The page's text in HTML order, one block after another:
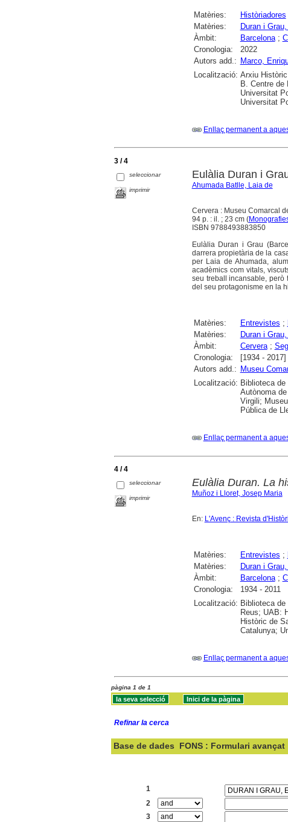
Matèries: Històriadores
Matèries:
Duran i
Àmbit:
Barcelona;
Cronologia:
2022
Autors add.: Marco,
Localització: Arxiu
B. Centre de
Universitat
Universitat
Enllaç permanent a
3 / 4
seleccionar
imprimir
Eulàlia Duran i
Ahumada Batlle, Laia de
Cervera : Museu Comarcal
94 p. : il. ; 23 cm (
ISBN 9788493883850
Eulàlia Duran i Grau
darrera propietària de la
per Laia de Ahumada,
acadèmics com vitals,
seu treball incansable,
del seu protagonisme en la
Matèries: Entrevistes ;
Matèries:
Duran i
Àmbit:
Cervera;
Cronologia:
[1934 - 2017]
Autors add.: Museu
Localització: Biblioteca
Autònoma
Virgili;
Pública de
Enllaç permanent a
4 / 4
seleccionar
imprimir
Eulàlia Duran. La
Muñoz i Lloret, Josep Maria
En: L'Avenç : Revista
Matèries: Entrevistes ;
Matèries:
Duran i
Àmbit:
Barcelona;
Cronologia:
1934 - 2011
Localització: Biblioteca
Reus; UAB:
Històric de
Catalunya;
Enllaç permanent a
pàgina 1 de 1
Refinar la cerca
Base de dades FONS : Formulari avançat
1
2
3